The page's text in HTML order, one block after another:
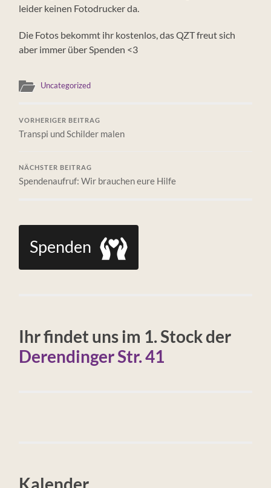
leider keinen Fotodrucker da.
Die Fotos bekommt ihr kostenlos, das QZT freut sich
aber immer über Spenden <3
Uncategorized
VORHERIGER BEITRAG
Transpi und Schilder malen
NÄCHSTER BEITRAG
Spendenaufruf: Wir brauchen eure Hilfe
Spenden
Ihr findet uns im 1. Stock der
Derendinger Str. 41
Kalender